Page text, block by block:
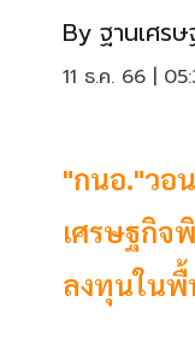
By ฐานเศร
11 ธ.ค. 66 |
"กนอ."วอ
เศรษฐกิจ
ลงทุนในพื้